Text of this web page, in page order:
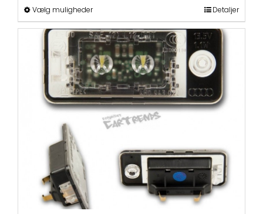
kr. 595
Vælg mulighederDette
vare
har
flere
varianter.
Mulighederne
kan
vælges
på
varesiden
Detaljer